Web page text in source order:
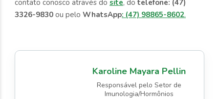
contato conosco através do site, do telefone: (47)
3326-9830 ou pelo WhatsApp: (47) 98865-8602.
Karoline Mayara Pellin
Responsável pelo Setor de
Imunologia/Hormônios